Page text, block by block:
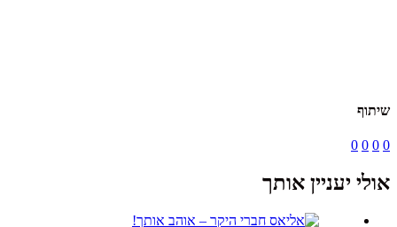
שיתוף
0
0
0
0
אולי יעניין אותך